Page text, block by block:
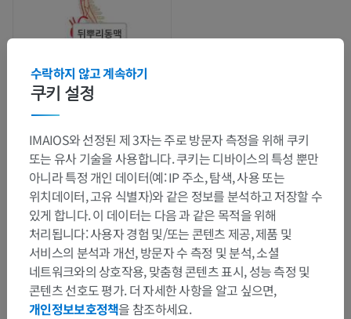
해부학적 계층
인체 해부학 2
인체> 통합계통> 심장혈관계통> 전신동맥>
척수동맥> 척수동맥가지> 척수동맥가지 > 뿌리동맥
뒤뿌리동맥
쿠키 설정
수락하지 않고 계속하기
IMAIOS와 선정된 제 3자는 주로 방문자 측정을 위해 쿠키
또는 유사 기술을 사용합니다. 쿠키는 디바이스의 특성 뿐만
아니라 특정 개인 데이터(예: IP 주소, 탐색, 사용 또는
위치데이터, 고유 식별자)와 같은 정보를 분석하고 저장할 수
있게 합니다. 이 데이터는 다음 과 같은 목적을 위해
처리됩니다: 사용자 경험 및/또는 콘텐츠 제공, 제품 및
서비스의 분석과 개선, 방문자 수 측정 및 분석, 소셜
네트워크와의 상호작용, 맞춤형 콘텐츠 표시, 성능 측정 및
콘텐츠 선호도 평가. 더 자세한 사항을 알고 싶으면,
개인정보보호정책을 참조하세요.